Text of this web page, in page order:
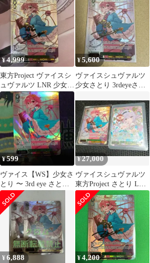
¥4,999
東方Project ヴァイスシ
ュヴァルツ LNR 少女さ
とり
¥5,600
ヴァイスシュヴァルツ
少女さとり 3rdeyeさと
¥599
ヴァイス【WS】少女さ
とり 〜 3rd eye さとり
【SR】未使用品
¥27,000
ヴァイスシュヴァルツ
東方Project さとり LNR
SSP
¥6,888 ¥4,200